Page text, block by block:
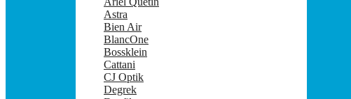
Astra
Bien Air
BlancOne
Bossklein
Cattani
CJ Optik
Degrek